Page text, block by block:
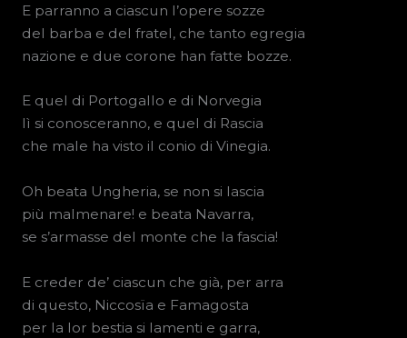
E parranno a ciascun l’opere sozze
del barba e del fratel, che tanto egregia
nazione e due corone han fatte bozze.
E quel di Portogallo e di Norvegia
lì si conosceranno, e quel di Rascia
che male ha visto il conio di Vinegia.
Oh beata Ungheria, se non si lascia
più malmenare! e beata Navarra,
se s’armasse del monte che la fascia!
E creder de’ ciascun che già, per arra
di questo, Niccosïa e Famagosta
per la lor bestia si lamenti e garra,